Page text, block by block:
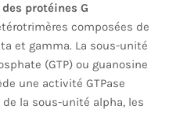
protéines G
composées de
et gamma. La sous-unité
(GTP) ou guanosine
une activité GTPase
la sous-unité alpha, les